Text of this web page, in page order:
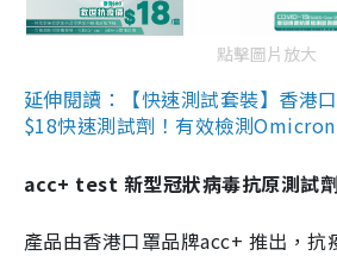
點擊圖片放大
延伸閱讀：【快速測試套裝】香港
$18快速測試劑！有效檢測
acc+ test 新型冠狀病毒抗原測試劑
產品由香港口罩品牌acc+ 推出，抗